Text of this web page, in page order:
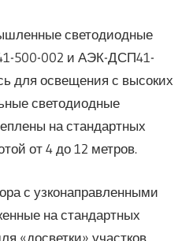
светодиодные
500-002 и АЭК-ДСП41-
для освещения с высоких
светодиодные
на стандартных
от 4 до 12 метров.
с узконаправленными
на стандартных
«досветки» участков